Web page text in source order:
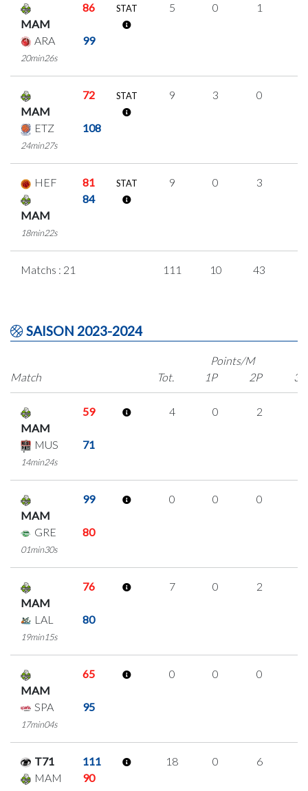
MAM
86
ARA 99
20min26s
STAT 5 0 1
MAM
72
ETZ 108
24min27s
STAT 9 3 0
HEF 81
MAM
84
18min22s
STAT 9 0 3
Matchs : 21 111 10 43
SAISON 2023-2024
Match
Points/M
Tot.
1P 2P 3P
MAM
59
MUS 71
14min24s
4 0 2
MAM
99
GRE 80
01min30s
0 0 0
MAM
76
LAL 80
19min15s
7 0 2
MAM
65
SPA 95
17min04s
0 0 0
T71
111
MAM
90
18 0 6